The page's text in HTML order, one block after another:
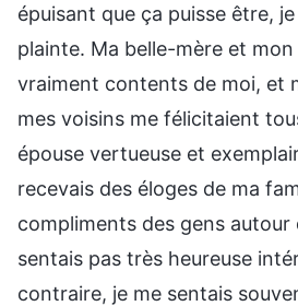
épuisant que ça puisse être,
plainte. Ma belle-mère et
vraiment contents de moi, et
mes voisins me félicitaient
épouse vertueuse et
recevais des éloges de ma
compliments des gens autour
sentais pas très heureuse
contraire, je me sentais